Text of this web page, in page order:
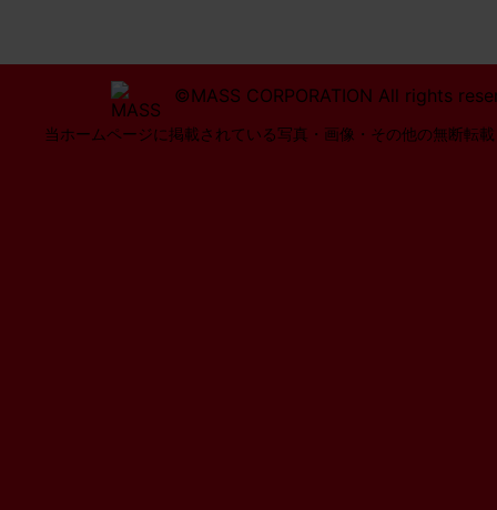
©MASS CORPORATION All rights
当ホームページに掲載されている写真・画像・その他の無断転